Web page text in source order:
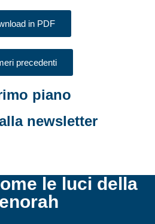
in PDF
precedenti
piano
newsletter
le luci della